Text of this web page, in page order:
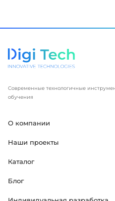
Современные технологичные
обучения
О компании
Наши проекты
Каталог
Блог